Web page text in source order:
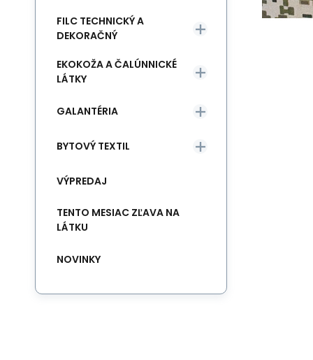
FILC TECHNICKÝ A
DEKORAČNÝ
EKOKOŽA A ČALÚNNICKÉ
LÁTKY
GALANTÉRIA
BYTOVÝ TEXTIL
VÝPREDAJ
TENTO MESIAC ZĽAVA NA
LÁTKU
NOVINKY